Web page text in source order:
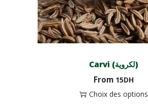
Carvi (لكروية)
From 15DH
Choix des options